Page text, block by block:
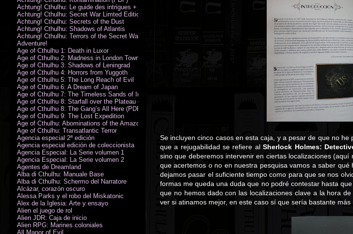
Se incluyen cinco casos en esta caja, y a pesar de que no
que a rejugabilidad se refiere alSherlock Holmes:
sino que deberemos intervenir en ciertas localizaciones
que acertemos o no en nuestra pesquisa vamos a saber
dejamos pasar el suficiente tiempo como para que se nos
formas me queda una duda que no podré contestar hasta
que no hemos dado con las localizaciones clave a la hora
ver si atinamos mejor, en este caso sí que sería bastante más
Achtung! Cthulhu: Le guide des intrigues + ecran
Achtung! Cthulhu: Secret War Limted Edition Book
Achtung! Cthulhu: Secrets of the Dust
Achtung! Cthulhu: Shadows of Atlantis
Achtung! Cthulhu: Terrors of the Secret War
Adventure!
Age of Cthulhu 1: Death in Luxor
Age of Cthulhu 2: Madness in London Town
Age of Cthulhu 3: Shadows of Leningrad
Age of Cthulhu 4: Horrors from Yuggoth
Age of Cthulhu 5: The Long Reach of Evil
Age of Cthulhu 6: A Dream of Japan
Age of Cthulhu 7: The Timeless Sands of India
Age of Cthulhu 8: Starfall over the Plateau of Leng
Age of Cthulhu 8: The Gang’s All Here (PDF)
Age of Cthulhu 9: The Lost Expedition
Age of Cthulhu: Abominations of the Amazon
Age of Cthulhu: Transatlantic Terror
Agencia especial 2ª edición
Agencia especial edición de coleccionista
Agencia Especial: La Serie volumen 1
Agencia Especial: La Serie volumen 2
Agentes de Dreamland
Alba di Cthulhu: Manuale Base
Alba di Cthulhu: Schermo del Narratore
Alcázar, corazón oscuro
Alessa Parks y el robo del Miskatonic
Álex de la Iglesia: Arte y ensayo
Alien el juego de rol
Alien JDR: Caja de inicio
Alien RPG: Marines coloniales
All Manor of Evil